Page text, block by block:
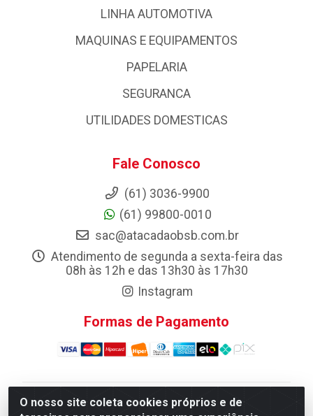
O nosso site coleta cookies próprios e de
LINHA AUTOMOTIVA
MAQUINAS E EQUIPAMENTOS
PAPELARIA
SEGURANCA
UTILIDADES DOMESTICAS
Fale Conosco
(61) 3036-9900
(61) 99800-0010
sac@atacadaobsb.com.br
Atendimento de segunda a sexta-feira das
08h às 12h e das 13h30 às 17h30
Instagram
Formas de Pagamento
Atacadao da Limpeza F. Pereira Queiroz Comercio e